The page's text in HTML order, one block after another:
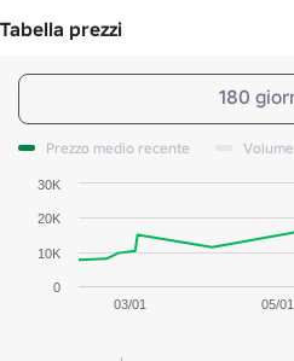
Tabella prezzi
180
Prezzo medio recente Volume
03/01 05/01
0
10K
20K
30K